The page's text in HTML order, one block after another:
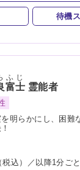
グ オーラリー
アルカウンセリン
待機
富士
ふじ
霊能者
を明らかにし、困難
込）／以降1分ご